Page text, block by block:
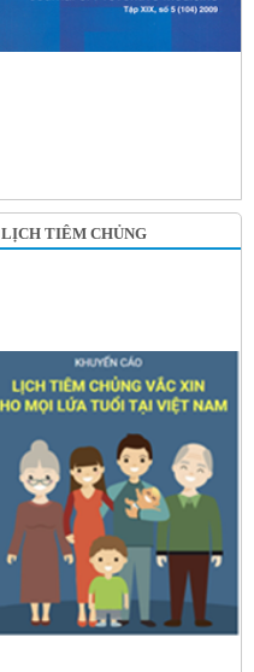
LỊCH TIÊM CHỦNG